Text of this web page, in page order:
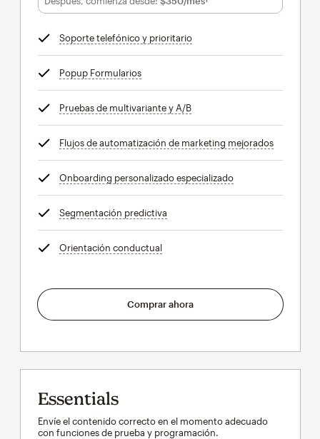
Soporte telefónico y prioritarioinfo
Popup Formulariosinfo
Pruebas de multivariante y A/Binfo
Flujos de automatización de marketing mejoradosinfo
Onboarding personalizado especializadoinfo
Segmentación predictiva
Orientación conductualinfo
Comprar ahora
Essentials
Envíe el contenido correcto en el momento adecuado
con funciones de prueba y programación.